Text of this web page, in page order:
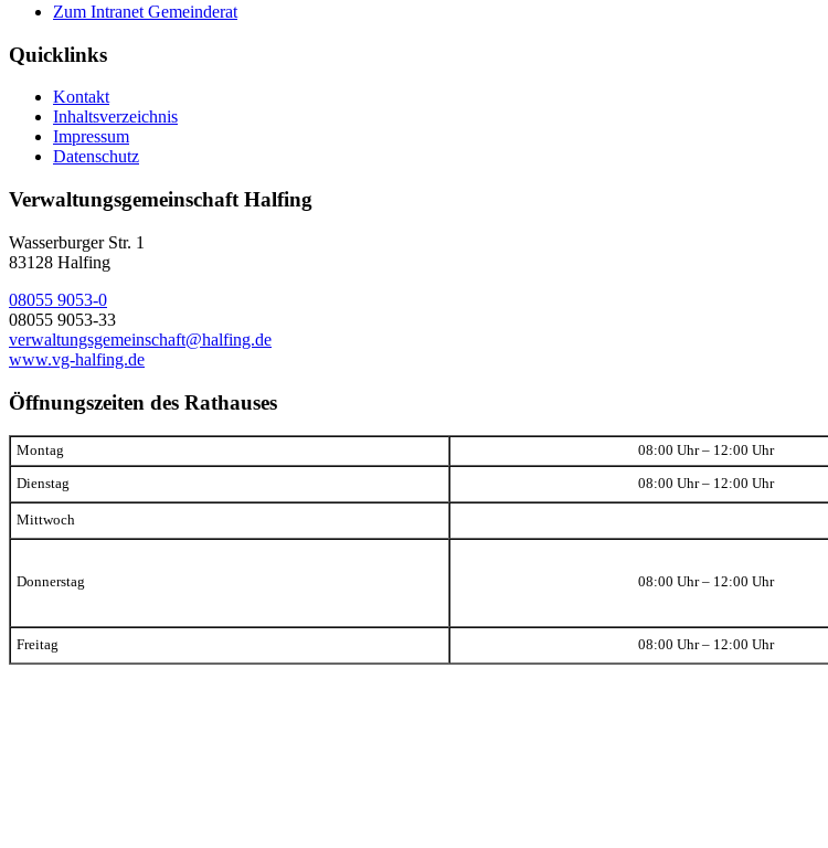
Zum Intranet Gemeinderat
Quicklinks
Kontakt
Inhaltsverzeichnis
Impressum
Datenschutz
Verwaltungsgemeinschaft Halfing
Wasserburger Str. 1
83128 Halfing
08055 9053-0
08055 9053-33
verwaltungsgemeinschaft@halfing.de
www.vg-halfing.de
Öffnungszeiten des Rathauses
Montag 08:00 Uhr – 12:00 Uhr
Dienstag 08:00 Uhr – 12:00 Uhr
Mittwoch
Donnerstag 08:00 Uhr – 12:00 Uhr
Freitag 08:00 Uhr – 12:00 Uhr